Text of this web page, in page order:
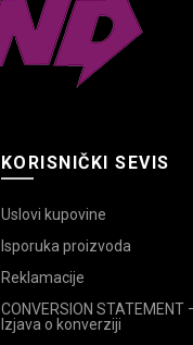
KORISNIČKI SEVIS
Uslovi kupovine
Isporuka proizvoda
Reklamacije
CONVERSION STATEMENT
Izjava o konverziji